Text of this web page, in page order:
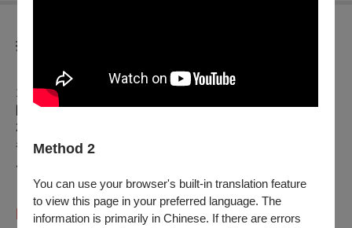
Method 2
You can use your browser's built-in translation feature
to view this page in your preferred language. The
information is primarily in Chinese. If there are errors
折扣方案
【文化幣使用及相關活動說明】
1. 凡持文化幣APP購買本中心電影票券，可享會員優惠價（僅
限於 OPENTIX 網站與 App 線上折抵，實體交易不適用）。
2. 憑文化幣購買「文化幣特選場票券」（場次有「文」圖樣
者），可享兩人同行，一人免費優惠（無法與其他優惠合併使
「本月套票」：任選7月檔期 6 張票（不含童心電影院、怪奇
比莉演唱會3D電影），特價990元